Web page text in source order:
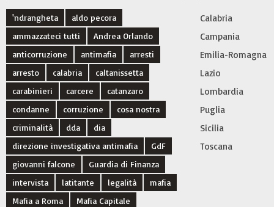
'ndrangheta
aldo pecora
ammazzateci tutti
Andrea Orlando
anticorruzione
antimafia
arresti
arresto
calabria
caltanissetta
carabinieri
carcere
catanzaro
condanne
corruzione
cosa nostra
criminalità
dda
dia
direzione investigativa antimafia
GdF
giovanni falcone
Guardia di Finanza
intervista
latitante legalità
mafia
Mafia a Roma
Mafia Capitale
Calabria
Campania
Emilia-Romagna
Lazio
Lombardia
Puglia
Sicilia
Toscana